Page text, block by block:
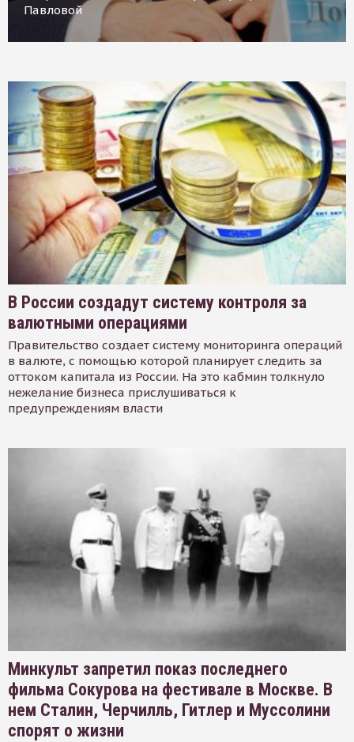
Павловой
В России создадут систему контроля за
валютными операциями
Правительство создает систему мониторинга операций
в валюте, с помощью которой планирует следить за
оттоком капитала из России. На это кабмин толкнуло
нежелание бизнеса прислушиваться к
предупреждениям власти
Минкульт запретил показ последнего
фильма Сокурова на фестивале в Москве. В
нем Сталин, Черчилль, Гитлер и Муссолини
спорят о жизни